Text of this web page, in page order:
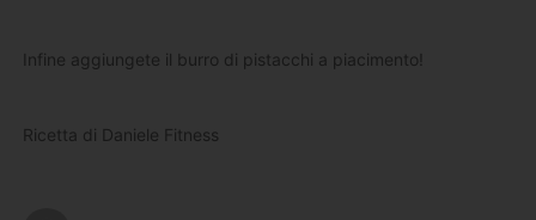
Infine aggiungete il burro di pistacchi a piacimento!
Ricetta di Daniele Fitness